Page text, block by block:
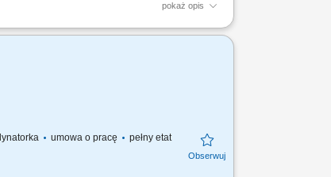
pokaż opis
technicznej i rysunków;
umowa o pracę
pełny etat